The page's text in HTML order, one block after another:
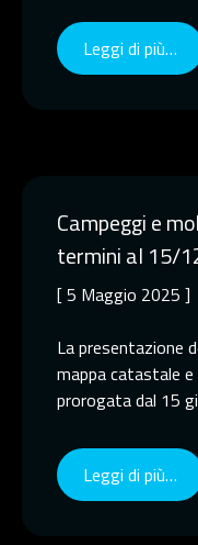
Leggi di più…
Campeggi e
termini al 15/
[ 5 Maggio 2025 ]
La presentazione
mappa catastale
prorogata dal 15
Leggi di più…